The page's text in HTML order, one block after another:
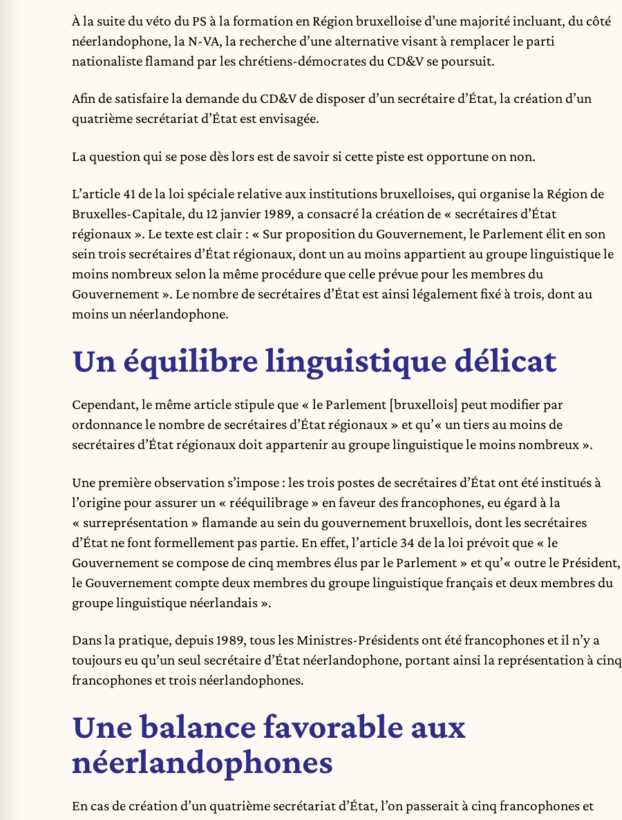
À la suite du véto du PS à la formation en Région bruxelloise d’une majorité incluant, du côté
néerlandophone, la N-VA, la recherche d’une alternative visant à remplacer le parti
nationaliste flamand par les chrétiens-démocrates du CD&V se poursuit.
Afin de satisfaire la demande du CD&V de disposer d’un secrétaire d’État, la création d’un
quatrième secrétariat d’État est envisagée.
La question qui se pose dès lors est de savoir si cette piste est opportune on non.
L’article 41 de la loi spéciale relative aux institutions bruxelloises, qui organise la Région de
Bruxelles-Capitale, du 12 janvier 1989, a consacré la création de « secrétaires d’État
régionaux ». Le texte est clair : « Sur proposition du Gouvernement, le Parlement élit en son
sein trois secrétaires d’État régionaux, dont un au moins appartient au groupe linguistique le
moins nombreux selon la même procédure que celle prévue pour les membres du
Gouvernement ». Le nombre de secrétaires d’État est ainsi légalement fixé à trois, dont au
moins un néerlandophone.
Un équilibre linguistique délicat
Cependant, le même article stipule que « le Parlement [bruxellois] peut modifier par
ordonnance le nombre de secrétaires d’État régionaux » et qu’« un tiers au moins de
secrétaires d’État régionaux doit appartenir au groupe linguistique le moins nombreux ».
Une première observation s’impose : les trois postes de secrétaires d’État ont été institués à
l’origine pour assurer un « rééquilibrage » en faveur des francophones, eu égard à la
« surreprésentation » flamande au sein du gouvernement bruxellois, dont les secrétaires
d’État ne font formellement pas partie. En effet, l’article 34 de la loi prévoit que « le
Gouvernement se compose de cinq membres élus par le Parlement » et qu’« outre le Président,
le Gouvernement compte deux membres du groupe linguistique français et deux membres du
groupe linguistique néerlandais ».
Dans la pratique, depuis 1989, tous les Ministres-Présidents ont été francophones et il n’y a
toujours eu qu’un seul secrétaire d’État néerlandophone, portant ainsi la représentation à cinq
francophones et trois néerlandophones.
Une balance favorable aux
néerlandophones
En cas de création d’un quatrième secrétariat d’État, l’on passerait à cinq francophones et